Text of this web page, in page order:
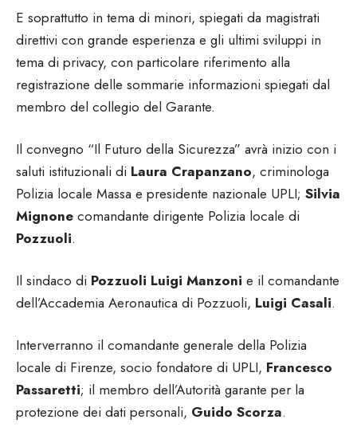
E soprattutto in tema di minori, spiegati da magistrati
direttivi con grande esperienza e gli ultimi sviluppi in
tema di privacy, con particolare riferimento alla
registrazione delle sommarie informazioni spiegati dal
membro del collegio del Garante.
Il convegno “Il Futuro della Sicurezza” avrà inizio con i
saluti istituzionali di Laura Crapanzano, criminologa
Polizia locale Massa e presidente nazionale UPLI; Silvia
Mignone comandante dirigente Polizia locale di
Pozzuoli.
Il sindaco di Pozzuoli Luigi Manzoni e il comandante
dell’Accademia Aeronautica di Pozzuoli, Luigi Casali.
Interverranno il comandante generale della Polizia
locale di Firenze, socio fondatore di UPLI, Francesco
Passaretti; il membro dell’Autorità garante per la
protezione dei dati personali, Guido Scorza.